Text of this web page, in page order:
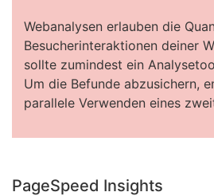
Webanalysen erlauben die
Besucherinteraktionen deiner
sollte zumindest ein
Um die Befunde abzusichern,
parallele Verwenden eines
PageSpeed Insights